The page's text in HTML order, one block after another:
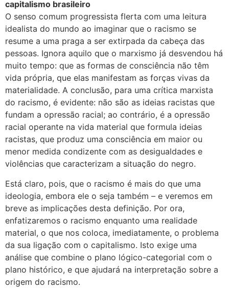
capitalismo brasileiro
O senso comum progressista flerta com uma leitura
idealista do mundo ao imaginar que o racismo se
resume a uma praga a ser extirpada da cabeça das
pessoas. Ignora aquilo que o marxismo já desvendou há
muito tempo: que as formas de consciência não têm
vida própria, que elas manifestam as forças vivas da
materialidade. A conclusão, para uma crítica marxista
do racismo, é evidente: não são as ideias racistas que
fundam a opressão racial; ao contrário, é a opressão
racial operante na vida material que formula ideias
racistas, que produz uma consciência em maior ou
menor medida condizente com as desigualdades e
violências que caracterizam a situação do negro.
Está claro, pois, que o racismo é mais do que uma
ideologia, embora ele o seja também – e veremos em
breve as implicações desta definição. Por ora,
enfatizaremos o racismo enquanto uma realidade
material, o que nos coloca, imediatamente, o problema
da sua ligação com o capitalismo. Isto exige uma
análise que combine o plano lógico-categorial com o
plano histórico, e que ajudará na interpretação sobre a
origem do racismo.